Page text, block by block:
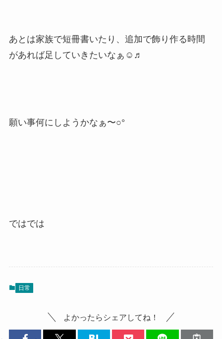
あとは家族で短冊書いたり、追加で飾り作る時間
があれば足していきたいなぁ☺︎♬
願い事何にしようかなぁ〜○°
ではでは
日常
よかったらシェアしてね！